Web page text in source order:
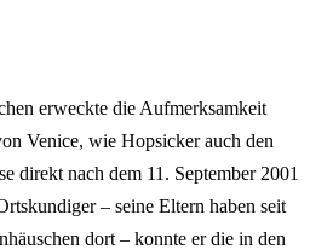
erweckte die Aufmerksamkeit
Venice, wie Hopsicker auch den
direkt nach dem 11. September 2001
– seine Eltern haben seit
dort – konnte er die in den